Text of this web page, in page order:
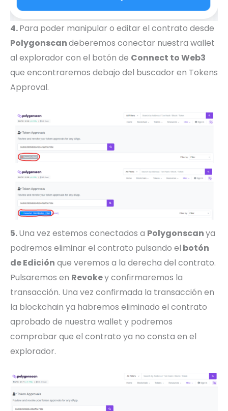
4.Para poder manipular o editar el contrato desde
Polygonscandeberemos conectar nuestra wallet
al explorador con el botón de Connect to Web3
que encontraremos debajo del buscador en Tokens
Approval.
5.Una vez estemos conectados a Polygonscanya
podremos eliminar el contrato pulsando el botón
de Edición que veremos a la derecha del contrato.
Pulsaremos en Revokey confirmaremos la
transacción. Una vez confirmada la transacción en
la blockchain ya habremos eliminado el contrato
aprobado de nuestra wallet y podremos
comprobar que el contrato ya no consta en el
explorador.